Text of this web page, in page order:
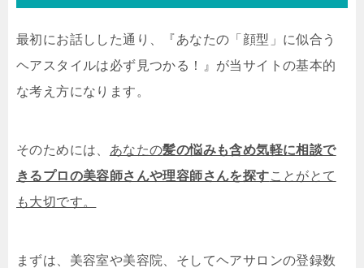
最初にお話しした通り、『あなたの「顔型」に似合う
ヘアスタイルは必ず見つかる！』が当サイトの基本的
な考え方になります。
そのためには、 あなたの髪の悩みも含め気軽に相談で
きるプロの美容師さんや理容師さんを探すことがとて
も大切です。
まずは、美容室や美容院、そしてヘアサロンの登録数